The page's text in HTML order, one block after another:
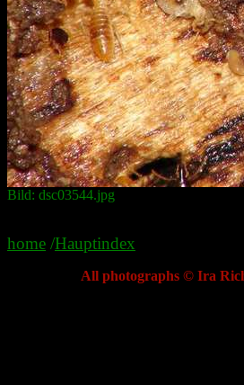
Bild: dsc03544.jpg
home /Hauptindex
All photographs © Ira